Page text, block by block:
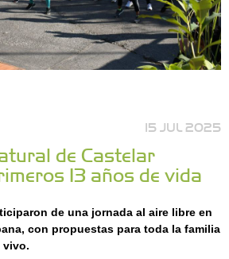
15 JUL 2025
de Castelar
13 años de vida
de una jornada al aire libre en
con propuestas para toda la familia
vivo.